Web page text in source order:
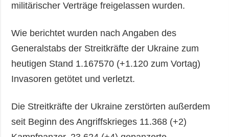
militärischer Verträge freigelassen wurden.
Wie berichtet wurden nach Angaben des
Generalstabs der Streitkräfte der Ukraine zum
heutigen Stand 1.167570 (+1.120 zum Vortag)
Invasoren getötet und verletzt.
Die Streitkräfte der Ukraine zerstörten außerdem
seit Beginn des Angriffskrieges 11.368 (+2)